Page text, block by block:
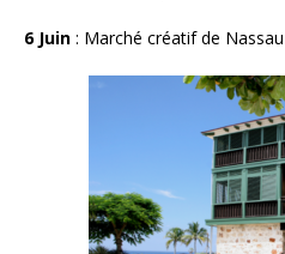
6 Juin : Marché créatif de